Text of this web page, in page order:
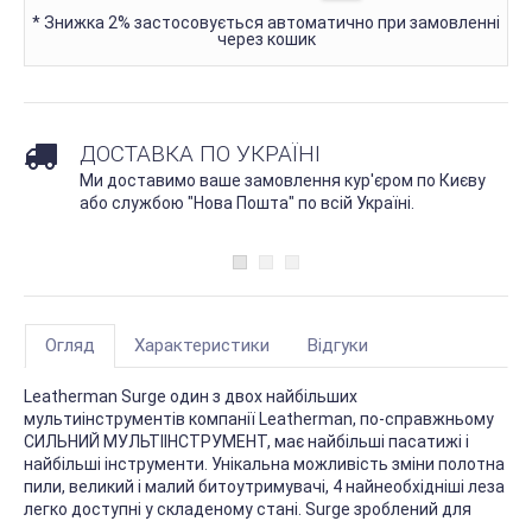
*Знижка 2% застосовується автоматично при замовленні
через кошик
ДОСТАВКА ПО УКРАЇНІ
Ми доставимо ваше замовлення кур'єром по Києву
або службою "Нова Пошта" по всій Україні.
Огляд Характеристики Відгуки
Leatherman Surge один з двох найбільших
мультиінструментів компанії Leatherman, по-справжньому
СИЛЬНИЙ МУЛЬТІІНСТРУМЕНТ, має найбільші пасатижі і
найбільші інструменти. Унікальна можливість зміни полотна
пили, великий і малий битоутримувачі, 4 найнеобхідніші леза
легко доступні у складеному стані. Surge зроблений для